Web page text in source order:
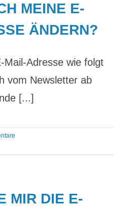
MEINE E-
ÄNDERN?
Mail-Adresse wie folgt
vom Newsletter ab
[...]
MIR DIE E-